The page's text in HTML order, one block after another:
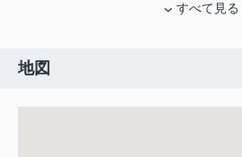
すべて見る
地図